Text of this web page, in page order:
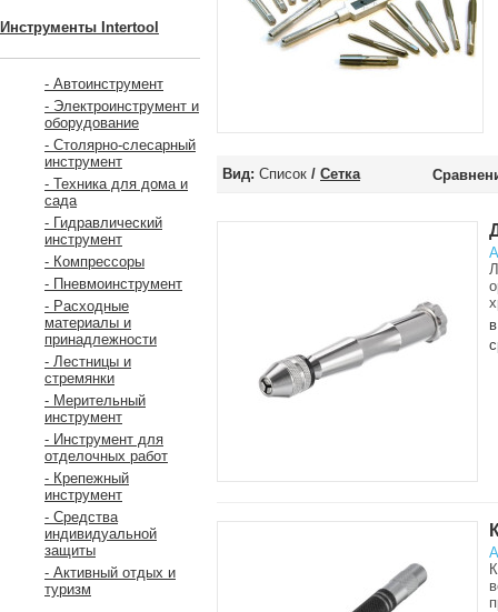
Инструменты Intertool
- Автоинструмент
- Электроинструмент и
оборудование
- Столярно-слесарный
инструмент
- Техника для дома и
сада
- Гидравлический
инструмент
- Компрессоры
- Пневмоинструмент
- Расходные
материалы и
принадлежности
- Лестницы и
стремянки
- Мерительный
инструмент
- Инструмент для
отделочных работ
- Крепежный
инструмент
- Средства
индивидуальной
защиты
- Активный отдых и
туризм
Вид: Список / Сетка